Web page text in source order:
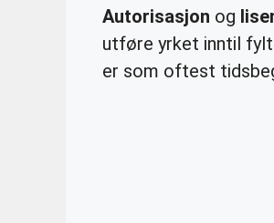
Autorisasjon og
utføre yrket inntil
er som oftest